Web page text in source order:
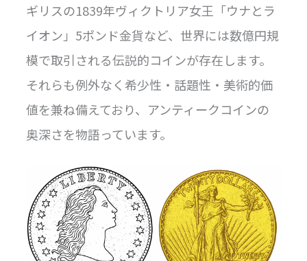
ギリスの1839年ヴィクトリア女王「ウナとラ
イオン」5ポンド金貨など、世界には数億円規
模で取引される伝説的コインが存在します。
それらも例外なく希少性・話題性・美術的価
値を兼ね備えており、アンティークコインの
奥深さを物語っています。